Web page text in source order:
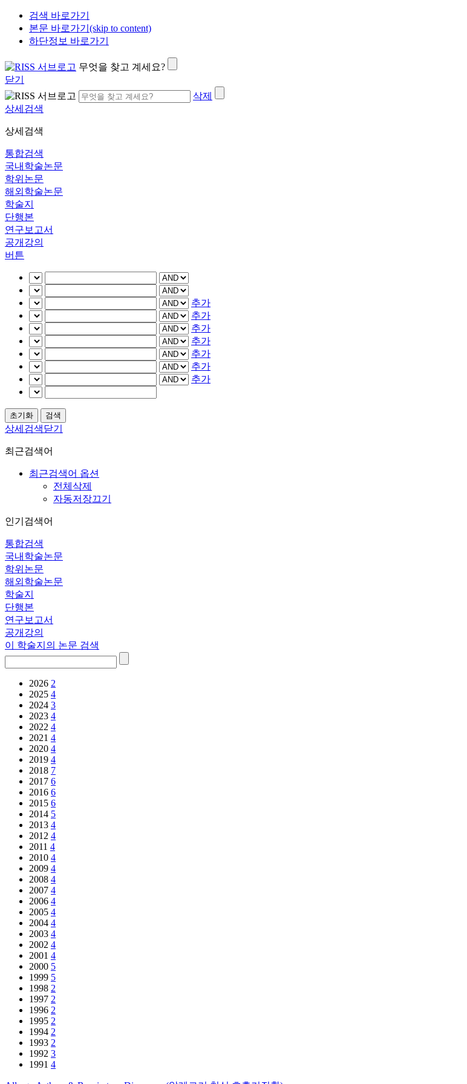
검색 바로가기
본문 바로가기(skip to content)
하단정보 바로가기
무엇을 찾고 계세요?
닫기
삭제
상세검색
상세검색
통합검색
국내학술논문
학위논문
해외학술논문
학술지
단행본
연구보고서
공개강의
버튼
추가
추가
추가
추가
추가
추가
추가
상세검색닫기
최근검색어
최근검색어 옵션
전체삭제
자동저장끄기
인기검색어
통합검색
국내학술논문
학위논문
해외학술논문
학술지
단행본
연구보고서
공개강의
이 학술지의 논문 검색
2026 2
2025 4
2024 3
2023 4
2022 4
2021 4
2020 4
2019 4
2018 7
2017 6
2016 6
2015 6
2014 5
2013 4
2012 4
2011 4
2010 4
2009 4
2008 4
2007 4
2006 4
2005 4
2004 4
2003 4
2002 4
2001 4
2000 5
1999 5
1998 2
1997 2
1996 2
1995 2
1994 2
1993 2
1992 3
1991 4